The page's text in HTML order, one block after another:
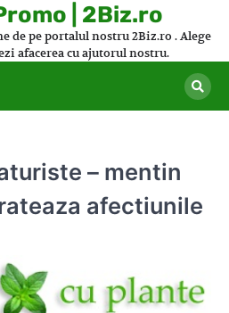
| 2Biz.ro
de pe portalul nostru 2Biz.ro . Alege
afacerea cu ajutorul nostru.
– mentin
afectiunile